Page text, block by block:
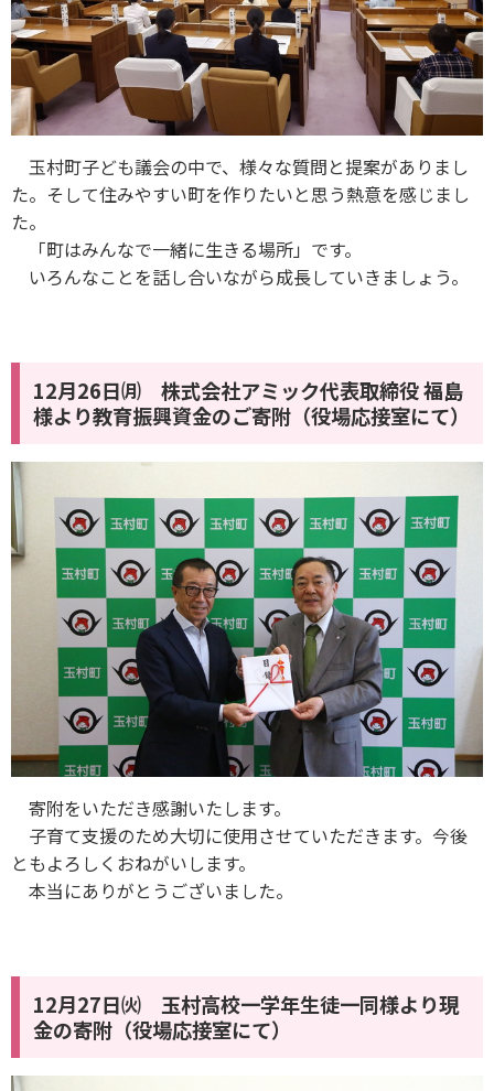
玉村町子ども議会の中で、様々な質問と提案がありまし
た。そして住みやすい町を作りたいと思う熱意を感じまし
た。
「町はみんなで一緒に生きる場所」です。
いろんなことを話し合いながら成長していきましょう。
12月26日㈪ 株式会社アミック代表取締役 福島
様より教育振興資金のご寄附（役場応接室にて）
寄附をいただき感謝いたします。
子育て支援のため大切に使用させていただきます。今後
ともよろしくおねがいします。
本当にありがとうございました。
12月27日㈫ 玉村高校一学年生徒一同様より現
金の寄附（役場応接室にて）